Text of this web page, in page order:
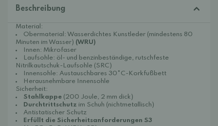
Beschreibung
Material:
Obermaterial: Wasserdichtes Kunstleder (mindestens 80
Minuten im Wasser) (WRU)
Innen: Mikrofaser
Laufsohle: öl- und benzinbeständige, rutschfeste
Nitrilkautschuk-Laufsohle (SRC)
Innensohle: Austauschbares 30°C-Korkfußbett
Herausnehmbare Innensohle
Sicherheit:
Stahlkappe (200 Joule, 2 mm dick)
Durchtrittschutz im Schuh (nichtmetallisch)
Antistatischer Schutz
Erfüllt die Sicherheitsanforderungen S3